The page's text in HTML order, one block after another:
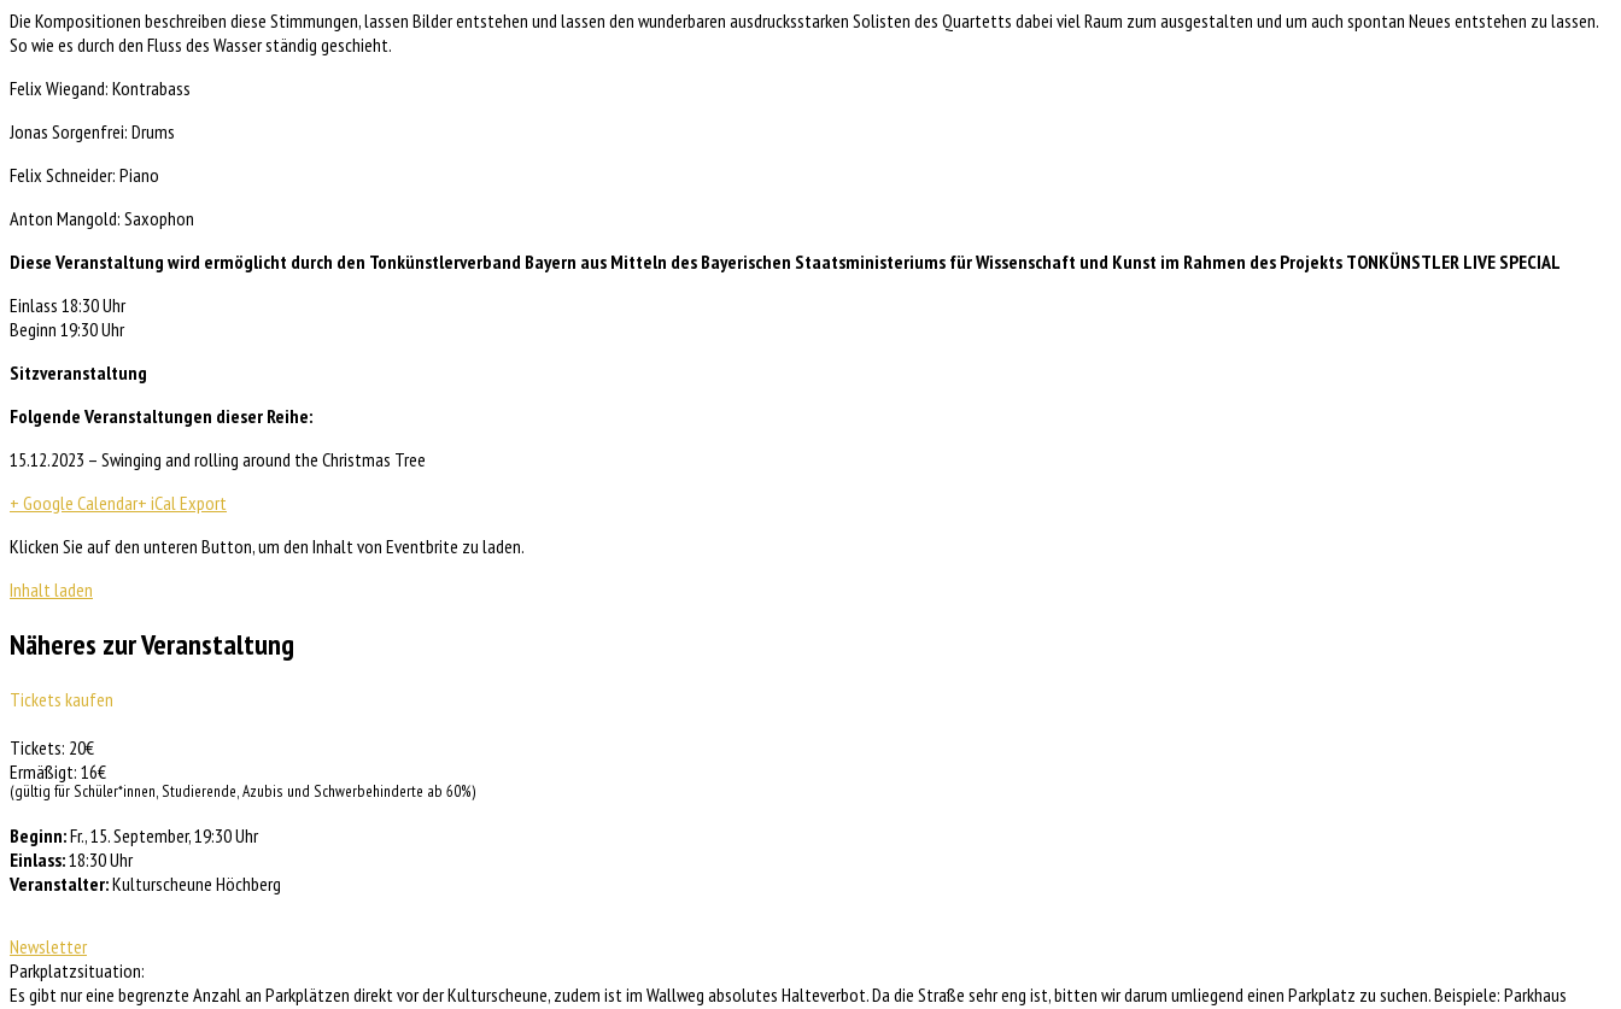
Die Kompositionen beschreiben diese Stimmungen, lassen Bilder entstehen und lassen den wunderbaren ausdrucksstarken Solisten des Quartetts dabei viel Raum zum ausgestalten und um auch spontan Neues entstehen zu lassen.
So wie es durch den Fluss des Wasser ständig geschieht.
Felix Wiegand: Kontrabass
Jonas Sorgenfrei: Drums
Felix Schneider: Piano
Anton Mangold: Saxophon
Diese Veranstaltung wird ermöglicht durch den Tonkünstlerverband Bayern aus Mitteln des Bayerischen Staatsministeriums für Wissenschaft und Kunst im Rahmen des Projekts TONKÜNSTLER LIVE SPECIAL
Einlass 18:30 Uhr
Beginn 19:30 Uhr
Sitzveranstaltung
Folgende Veranstaltungen dieser Reihe:
15.12.2023 – Swinging and rolling around the Christmas Tree
+ Google Calendar+ iCal Export
Klicken Sie auf den unteren Button, um den Inhalt von Eventbrite zu laden.
Inhalt laden
Näheres zur Veranstaltung
Tickets kaufen
Tickets: 20€
Ermäßigt: 16€
(gültig für Schüler*innen, Studierende, Azubis und Schwerbehinderte ab 60%)
Beginn:Fr., 15. September, 19:30 Uhr
Einlass:18:30 Uhr
Veranstalter:Kulturscheune Höchberg
Newsletter
Parkplatzsituation:
Es gibt nur eine begrenzte Anzahl an Parkplätzen direkt vor der Kulturscheune, zudem ist im Wallweg absolutes Halteverbot. Da die Straße sehr eng ist, bitten wir darum umliegend einen Parkplatz zu suchen. Beispiele: Parkhaus